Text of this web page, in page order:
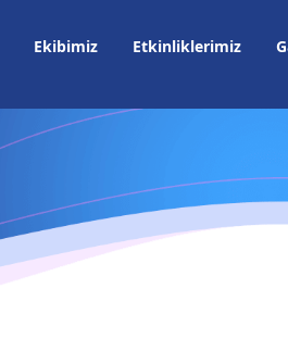
Ekibimiz Etkinliklerimiz